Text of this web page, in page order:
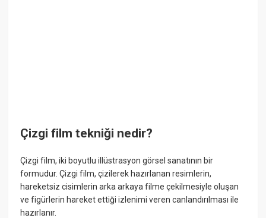
Çizgi film tekniği nedir?
Çizgi film, iki boyutlu illüstrasyon görsel sanatının bir
formudur. Çizgi film, çizilerek hazırlanan resimlerin,
hareketsiz cisimlerin arka arkaya filme çekilmesiyle oluşan
ve figürlerin hareket ettiği izlenimi veren canlandırılması ile
hazırlanır.